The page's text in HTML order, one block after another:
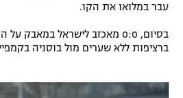
עבר במלואו את הקו.
בסיום, 0:0 מאכזב לישראל
ברציפות ללא שערים מול בוסניה